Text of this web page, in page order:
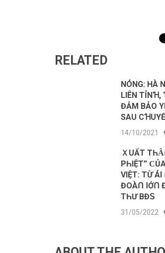
RELATED
NÓNG: HÀ
LIÊN
ĐẢM BẢO
SAU
14/10/2021
ＸUẤT
ΡҺІỆT”
VІỆT: ΤỪ
ĐΟÀՈ ꓲỚՈ
TҺƯ ΒĐꓢ
31/05/2022